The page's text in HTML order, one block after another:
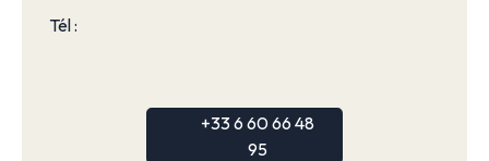
Tél :
+33 6 60 66 48
95